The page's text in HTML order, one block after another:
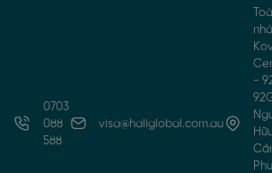
0703
088
588
visa@haliglobal.com.au
Toà
nhà
-